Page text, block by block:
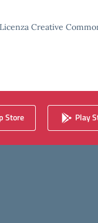
Creative
Store Play